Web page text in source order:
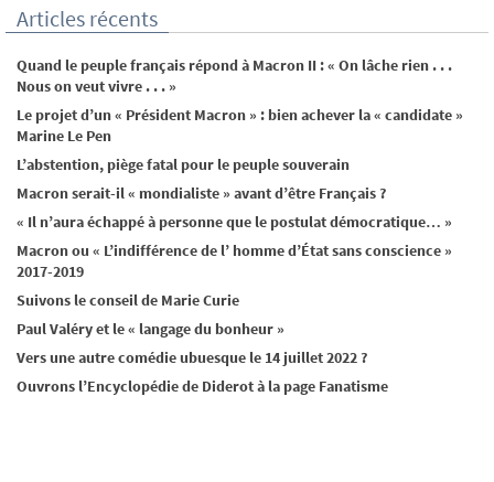
Articles récents
Quand le peuple français répond à Macron II : « On lâche rien . . .
Nous on veut vivre . . . »
Le projet d’un « Président Macron » : bien achever la « candidate »
Marine Le Pen
L’abstention, piège fatal pour le peuple souverain
Macron serait-il « mondialiste » avant d’être Français ?
« Il n’aura échappé à personne que le postulat démocratique… »
Macron ou « L’indifférence de l’ homme d’État sans conscience »
2017-2019
Suivons le conseil de Marie Curie
Paul Valéry et le « langage du bonheur »
Vers une autre comédie ubuesque le 14 juillet 2022 ?
Ouvrons l’Encyclopédie de Diderot à la page Fanatisme